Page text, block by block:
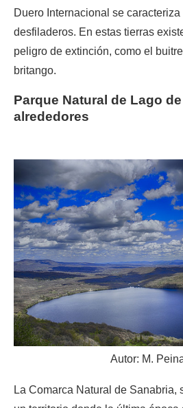
Duero Internacional se
desfiladeros. En estas tierras
peligro de extinción, como el
britango.
Parque Natural de Lago
alrededores
Autor: M.
La Comarca Natural de Sanabria,